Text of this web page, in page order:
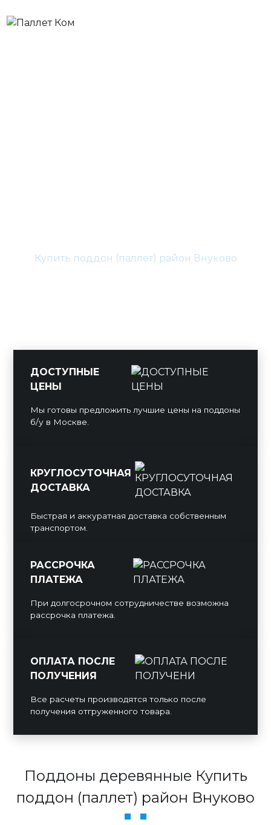
Купить поддон (паллет) район Внуково
ДОСТУПНЫЕ
ЦЕНЫ
Мы готовы предложить лучшие цены на поддоны
б/у в Москве.
КРУГЛОСУТОЧНАЯ
ДОСТАВКА
Быстрая и аккуратная доставка собственным
транспортом.
РАССРОЧКА
ПЛАТЕЖА
При долгосрочном сотрудничестве возможна
рассрочка платежа.
ОПЛАТА ПОСЛЕ
ПОЛУЧЕНИЯ
Все расчеты производятся только после
получения отгруженного товара.
Поддоны деревянные Купить
поддон (паллет) район Внуково